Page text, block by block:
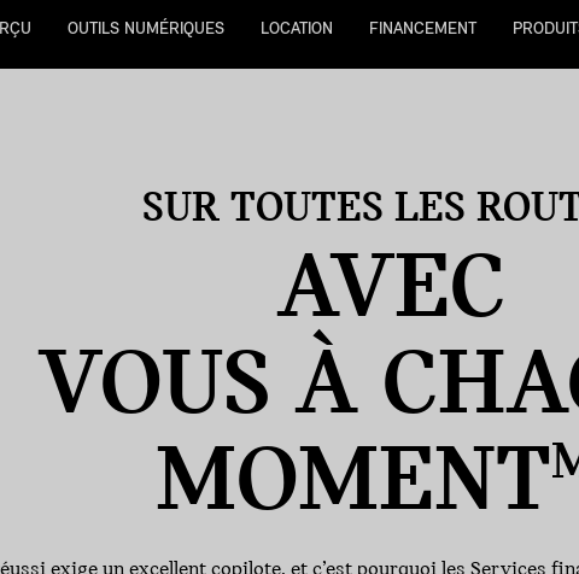
OUTILS NUMÉRIQUES LOCATION FINANCEMENT
SUR TOUTES LES
AVEC
VOUS À
MOMENT